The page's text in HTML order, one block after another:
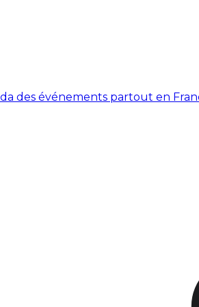
des événements partout en